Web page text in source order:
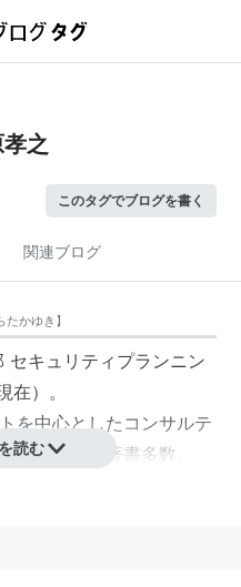
之
このタグでブログを書く
関連ブログ
たかゆき 】
セキュリティプランニン
）。
を中心としたコンサルテ
ティ関連の著書多数。
読む